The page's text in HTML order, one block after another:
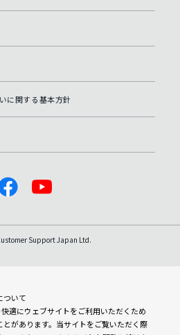
ついて
適にウェブサイトをご利用いただくため
があります。当サイトをご覧いただく際
Support Japan Ltd.
に関する基本方針